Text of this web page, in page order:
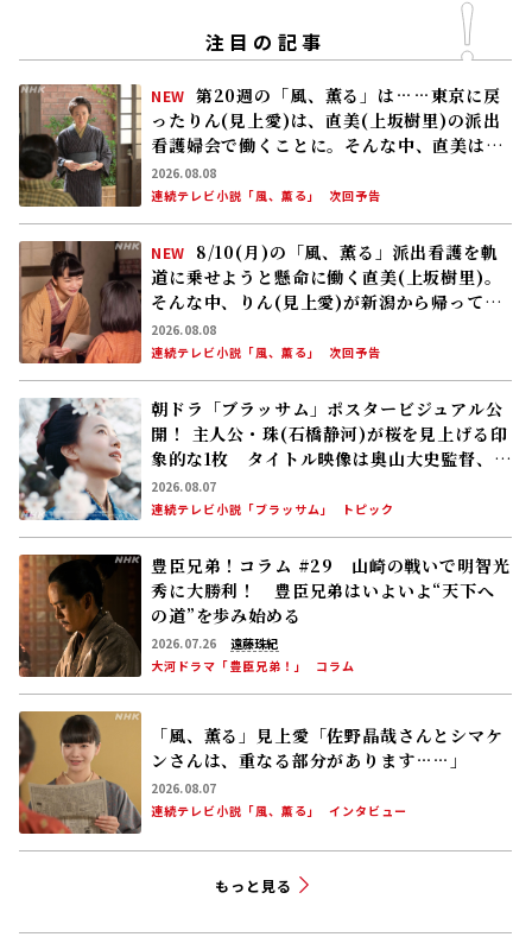
注目の記事
NEW 第20週の「風、薫る」は……東京に戻
ったりん(見上愛)は、直美(上坂樹里)の派出
看護婦会で働くことに。そんな中、直美は自
分の理想とした無償の看護を始める
2026.08.08
連続テレビ小説「風、薫る」
次回予告
NEW
8/10(月)の「風、薫る」派出看護を軌
道に乗せようと懸命に働く直美(上坂樹里)。
そんな中、りん(見上愛)が新潟から帰ってく
る
2026.08.08
連続テレビ小説「風、薫る」
次回予告
朝ドラ「ブラッサム」ポスタービジュアル公
開！ 主人公・珠(石橋静河)が桜を見上げる印
象的な1枚 タイトル映像は奥山大史監督、語
りは三條雅幸アナ 2026年度後期放送
2026.08.07
連続テレビ小説「ブラッサム」
トピック
豊臣兄弟！コラム #29 山崎の戦いで明智光
秀に大勝利！ 豊臣兄弟はいよいよ“天下へ
の道”を歩み始める
2026.07.26
遠藤珠紀
大河ドラマ「豊臣兄弟！」
コラム
「風、薫る」見上愛「佐野晶哉さんとシマケ
ンさんは、重なる部分があります……」
2026.08.07
連続テレビ小説「風、薫る」
インタビュー
もっと見る